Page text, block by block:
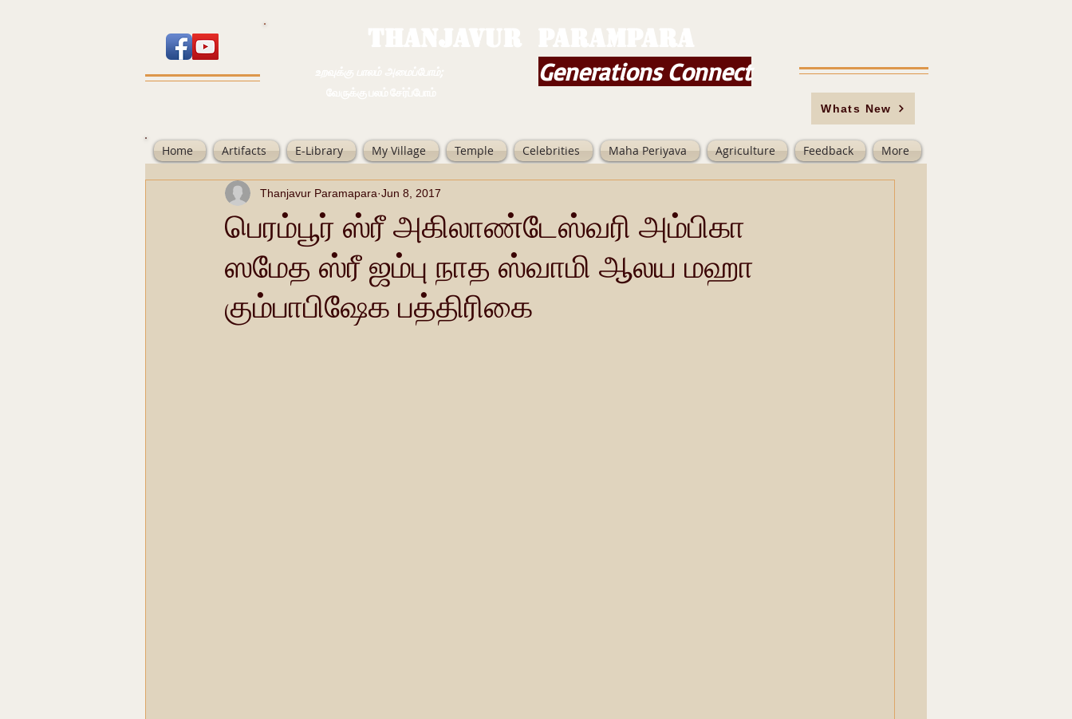
Generations Connect
Whats New
Home Artifacts E-Library My Village Temple Celebrities Maha Periyava Agriculture Feedback More
பெரம்பூர் ஸ்ரீ அகிலாண்டேஸ்வரி அம்பிகா
ஸமேத ஸ்ரீ ஜம்பு நாத ஸ்வாமி ஆலய மஹா
கும்பாபிஷேக பத்திரிகை
Thanjavur Paramapara Jun 8, 2017